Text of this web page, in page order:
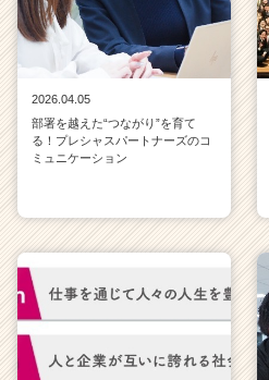
2026.04.05
部署を越えた“つながり”を育て
る！プレシャスパートナーズのコ
ミュニケーション